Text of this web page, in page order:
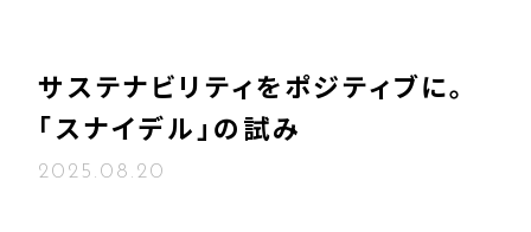
サステナビリティをポジティブに。
「スナイデル」の試み
2025.08.20